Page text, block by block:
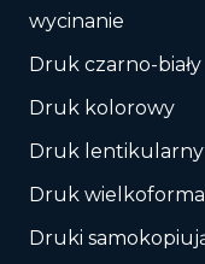
wycinanie
Druk czarno-biały
Druk kolorowy
Druk lentikularny
Druk
Druki